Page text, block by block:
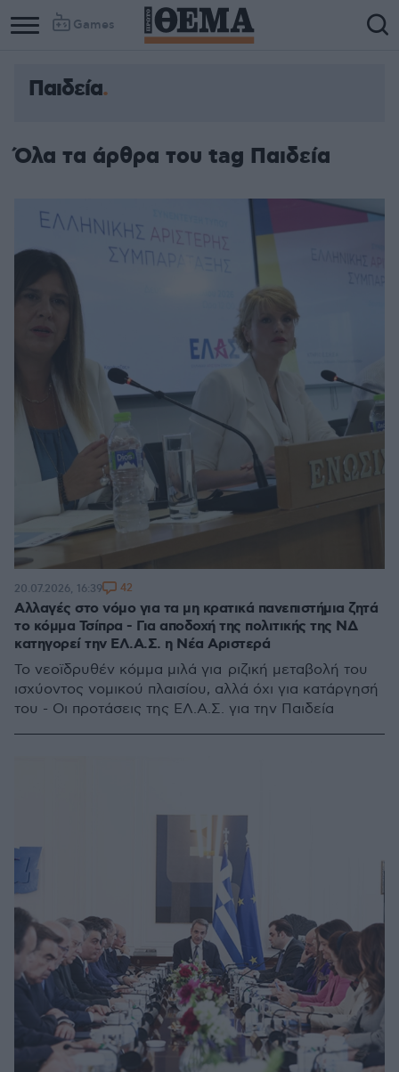
Games
Παιδεία
Όλα τα άρθρα του tag Παιδεία
Αλλαγές στο νόμο για τα μη κρατικά πανεπιστήμια ζητά
το κόμμα Τσίπρα - Για αποδοχή της πολιτικής της ΝΔ
κατηγορεί την ΕΛ.Α.Σ. η Νέα Αριστερά
Το νεοϊδρυθέν κόμμα μιλά για ριζική μεταβολή του
ισχύοντος νομικού πλαισίου, αλλά όχι για κατάργησή
του - Οι προτάσεις της ΕΛ.Α.Σ. για την Παιδεία
20.07.2026, 16:39 42